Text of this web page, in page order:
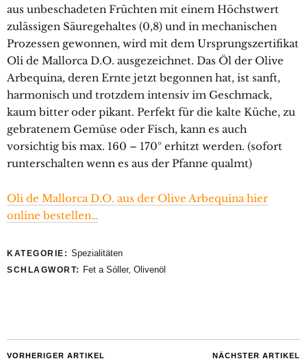
aus unbeschadeten Früchten mit einem Höchstwert
zulässigen Säuregehaltes (0,8) und in mechanischen
Prozessen gewonnen, wird mit dem Ursprungszertifikat
Oli de Mallorca D.O. ausgezeichnet. Das Öl der Olive
Arbequina, deren Ernte jetzt begonnen hat, ist sanft,
harmonisch und trotzdem intensiv im Geschmack,
kaum bitter oder pikant. Perfekt für die kalte Küche, zu
gebratenem Gemüse oder Fisch, kann es auch
vorsichtig bis max. 160 – 170º erhitzt werden. (sofort
runterschalten wenn es aus der Pfanne qualmt)
Oli de Mallorca D.O. aus der Olive Arbequina hier
online bestellen…
KATEGORIE: Spezialitäten
SCHLAGWORT: Fet a Sóller, Olivenöl
VORHERIGER ARTIKEL NÄCHSTER ARTIKEL